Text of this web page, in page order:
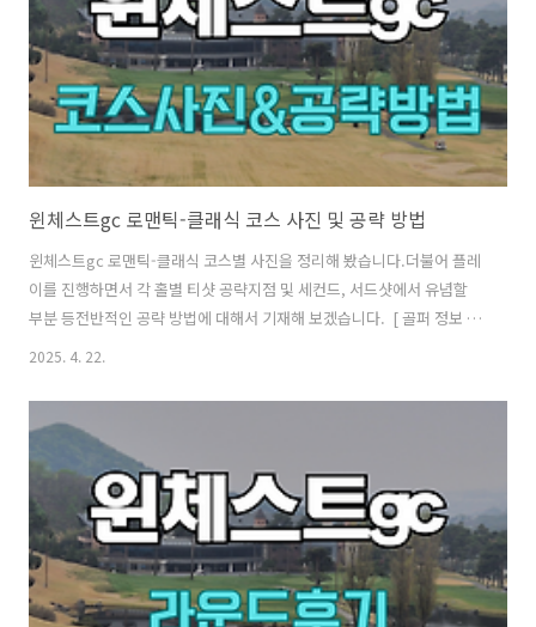
프) 관리상태 ..
윈체스트gc 로맨틱-클래식 코스 사진 및 공략 방법
윈체스트gc 로맨틱-클래식 코스별 사진을 정리해 봤습니다.더불어 플레
이를 진행하면서 각 홀별 티샷 공략지점 및 세컨드, 서드샷에서 유념할
부분 등전반적인 공략 방법에 대해서 기재해 보겠습니다. ​​ [ 골퍼 정보 ] -
40대 중반 남자 - 핸디 : +11 - 구질 : 드로우 - 드라이버 거리 : Carry
사진 및 공략 지점 로맨틱 코스로 시작합니다. 로맨틱 코스 1번 홀 / Par4
넓은 홀이고 양 옆 홀로 공이 향해도 낙구지점에서 세컨샷이 가능합니다.
중앙 우측 에이밍. 세컨샷 지점. 로맨틱 코스 2번 홀 / Par5 좌측 워터 페
널티 구역까지 240미터.페널티구역 우측 끝 에이밍. 우..
2025. 4. 22.